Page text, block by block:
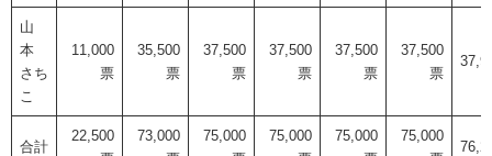
山
本
さち
こ
11,000
票
35,500
票
37,500
票
37,500
票
37,500
票
37,500
票
合計
22,500
73,000
75,000
75,000
75,000
75,000